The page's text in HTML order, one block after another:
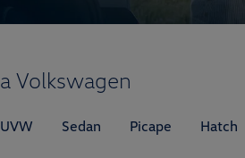
Volkswagen
Sedan Picape Hatch